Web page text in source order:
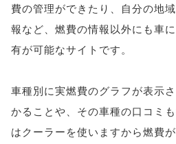
費の管理ができたり、自分の地
報など、燃費の情報以外にも車
有が可能なサイトです。
車種別に実燃費のグラフが表示
かることや、その車種の口コミ
はクーラーを使いますから燃費